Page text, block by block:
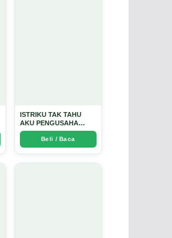
ISTRIKU TAK TAHU
AKU PENGUSAHA
EMAS - Arda Dinata
Beli / Baca